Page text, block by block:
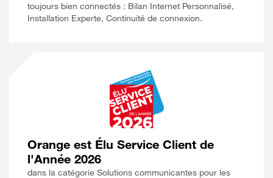
toujours bien connectés : Bilan Internet Personnalisé,
Installation Experte, Continuité de connexion.
Orange est Élu Service Client de
l'Année 2026
dans la catégorie Solutions communicantes pour les